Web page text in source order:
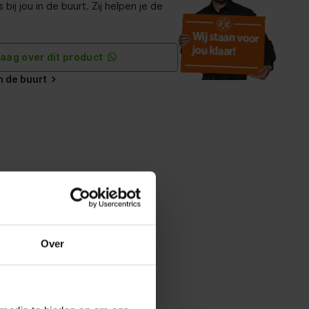
Over
bij jou in de buurt. Zij helpen je de
over dit product
de buurt